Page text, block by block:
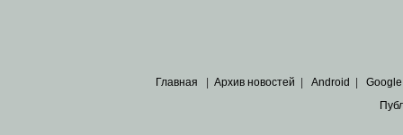
Главная Архив новостей Android Google